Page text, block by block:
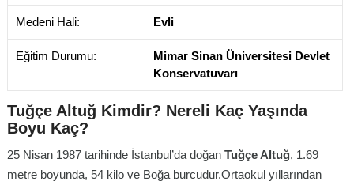
Medeni Hali: Evli
Eğitim Durumu:
Mimar Sinan Üniversitesi Devlet
Konservatuvarı
Tuğçe Altuğ Kimdir? Nereli Kaç Yaşında
Boyu Kaç?
25 Nisan 1987 tarihinde İstanbul’da doğan Tuğçe Altuğ, 1.69
metre boyunda, 54 kilo ve Boğa burcudur.Ortaokul yıllarından